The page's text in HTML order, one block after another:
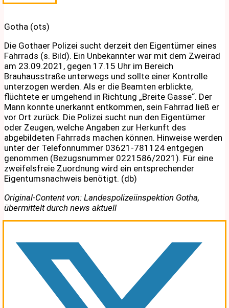
Gotha (ots)
Die Gothaer Polizei sucht derzeit den Eigentümer eines
Fahrrads (s. Bild). Ein Unbekannter war mit dem Zweirad
am 23.09.2021, gegen 17.15 Uhr im Bereich
Brauhausstraße unterwegs und sollte einer Kontrolle
unterzogen werden. Als er die Beamten erblickte,
flüchtete er umgehend in Richtung „Breite Gasse“. Der
Mann konnte unerkannt entkommen, sein Fahrrad ließ er
vor Ort zurück. Die Polizei sucht nun den Eigentümer
oder Zeugen, welche Angaben zur Herkunft des
abgebildeten Fahrrads machen können. Hinweise werden
unter der Telefonnummer 03621-781124 entgegen
genommen (Bezugsnummer 0221586/2021). Für eine
zweifelsfreie Zuordnung wird ein entsprechender
Eigentumsnachweis benötigt. (db)
Original-Content von: Landespolizeiinspektion Gotha,
übermittelt durch news aktuell